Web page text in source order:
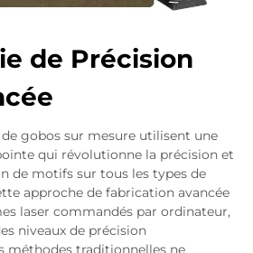
de Précision
gobos sur mesure utilisent une
qui révolutionne la précision et
de motifs sur tous les types de
approche de fabrication avancée
laser commandés par ordinateur,
niveaux de précision
méthodes traditionnelles ne